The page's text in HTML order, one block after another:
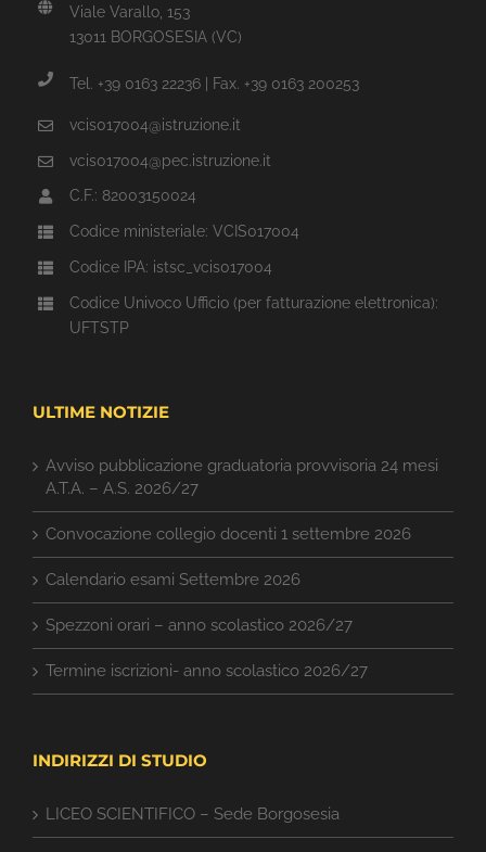
Viale Varallo, 153
13011 BORGOSESIA (VC)
Tel. +39 0163 22236 | Fax. +39 0163 200253
vcis017004@istruzione.it
vcis017004@pec.istruzione.it
C.F.: 82003150024
Codice ministeriale: VCIS017004
Codice IPA: istsc_vcis017004
Codice Univoco Ufficio (per fatturazione elettronica):
UFTSTP
ULTIME NOTIZIE
Avviso pubblicazione graduatoria provvisoria 24 mesi
A.T.A. – A.S. 2026/27
Convocazione collegio docenti 1 settembre 2026
Calendario esami Settembre 2026
Spezzoni orari – anno scolastico 2026/27
Termine iscrizioni- anno scolastico 2026/27
INDIRIZZI DI STUDIO
LICEO SCIENTIFICO – Sede Borgosesia